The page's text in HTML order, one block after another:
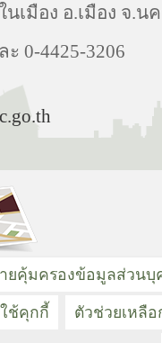
มือง อ.เมือง จ.น
ะ 0-4425-3206
ยคุ้มครองข้อมูลส่วนบุ
ช้คุกกี้ ตัวช่วยเหลือ